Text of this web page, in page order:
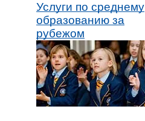
Услуги по среднему
образованию за
рубежом